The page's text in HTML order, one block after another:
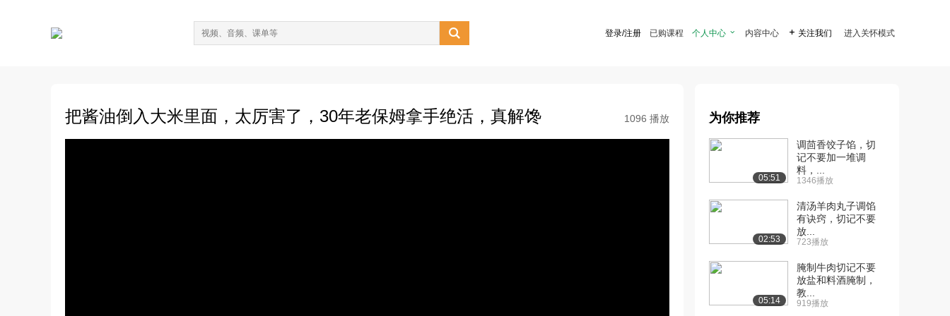
 登录/注册 已购课程 个人中心  内容中心  关注我们 进入关怀模式
把酱油倒入大米里面，太厉害了，30年老保姆拿手绝活，真解馋 1096 播放 为你推荐
05:51
调茴香饺子馅，切
记不要加一堆调
料，...
1346播放
02:53
清汤羊肉丸子调馅
有诀窍，切记不要
放...
723播放
05:14
腌制牛肉切记不要
放盐和料酒腌制，
教...
919播放